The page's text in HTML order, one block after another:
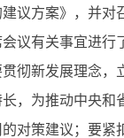
议方案》，并对
议有关事宜进行
彻新发展理念，
，为推动中央和
对策建议；要紧